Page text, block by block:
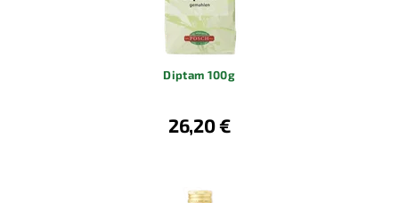
Diptam 100g
26,20 €